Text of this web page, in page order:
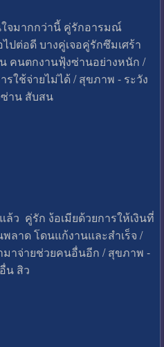
จมากกว่านี้ คู่รักอารมณ์
ปต่อดี บางคู่เจอคู่รักซึมเศร้า
คนตกงานฟุ้งซ่านอย่างหนัก /
ใช้จ่ายไม่ได้ / สุขภาพ - ระวัง
าน สับสน
ว คู่รัก ง้อเมียด้วยการให้เงินที่
พลาด โดนแก้งานและสำเร็จ /
มาจ่ายช่วยคนอื่นอีก / สุขภาพ -
น สิว